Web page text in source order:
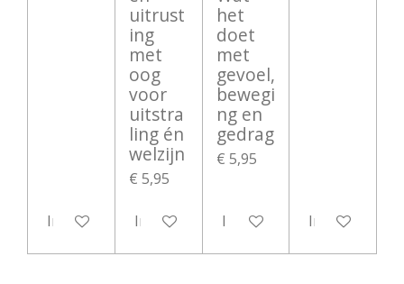
In winkelwagen
uitrust
ing
met
oog
voor
uitstra
ling én
welzijn
€ 5,95
In winkelwagen
het
doet
met
gevoel,
bewegi
ng en
gedrag
€ 5,95
In winkelwagenIn